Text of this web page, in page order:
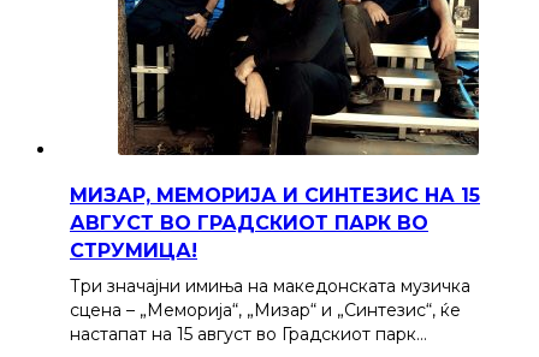
МИЗАР, МЕМОРИЈА И СИНТЕЗИС НА 15
АВГУСТ ВО ГРАДСКИОТ ПАРК ВО
СТРУМИЦА!
Три значајни имиња на македонската музичка
сцена – „Меморија“, „Мизар“ и „Синтезис“, ќе
настапат на 15 август во Градскиот парк…